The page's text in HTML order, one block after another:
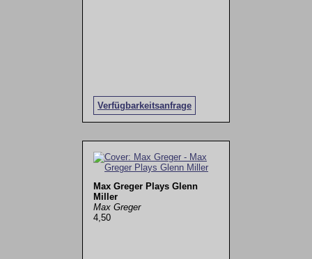
Verfügbarkeitsanfrage
Max Greger Plays Glenn
Miller
Max Greger
4,50